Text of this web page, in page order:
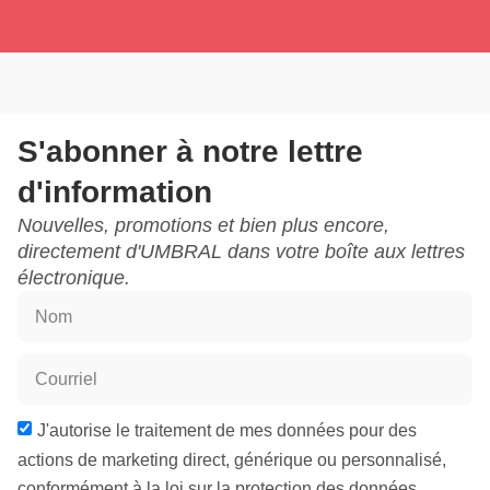
S'abonner à notre lettre
d'information
Nouvelles, promotions et bien plus encore,
directement d'UMBRAL dans votre boîte aux lettres
électronique.
J'autorise le traitement de mes données pour des
actions de marketing direct, générique ou personnalisé,